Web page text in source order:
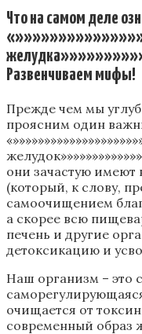
Что на самом деле
Развенчиваем мифы!
Прежде чем мы
проясним один
они зачастую имеют
(который, к слову,
самоочищением
а скорее всю
печень и другие
детоксикацию и
Наш организм – это
очищается от
современный образ